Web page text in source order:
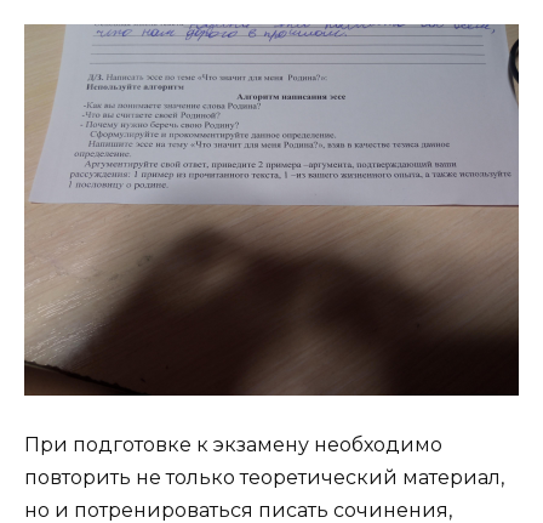
При подготовке к экзамену необходимо
повторить не только теоретический материал,
но и потренироваться писать сочинения,